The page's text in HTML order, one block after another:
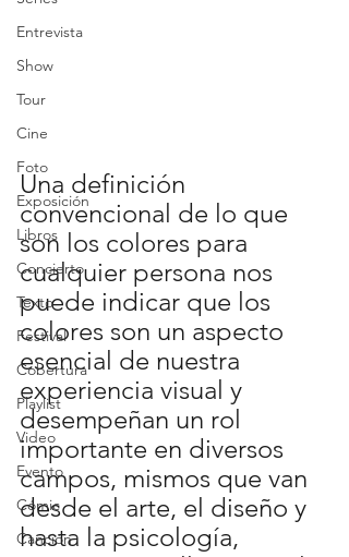
Entrevista
Show
Tour
Cine
Foto
Exposición
Libros
Concierto
Texto
Festival
Cobertura
Playlist
Video
Evento
Cómic
Canción
Una definición
convencional de lo que
son los colores para
cualquier persona nos
puede indicar que los
colores son un aspecto
esencial de nuestra
experiencia visual y
desempeñan un rol
importante en diversos
campos, mismos que van
desde el arte, el diseño y
hasta la psicología,